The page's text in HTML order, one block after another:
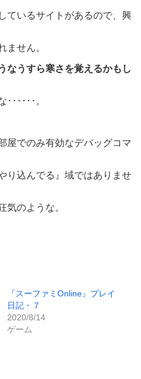
ているサイトがあるので、興
ません。
なうすら寒さを覚えるかもし
･････。
屋でのみ有効なデバッグコマ
り込んでる』域ではありませ
気のような。
『スーファミOnline』プレイ
日記・７
2020/8/14
ゲーム